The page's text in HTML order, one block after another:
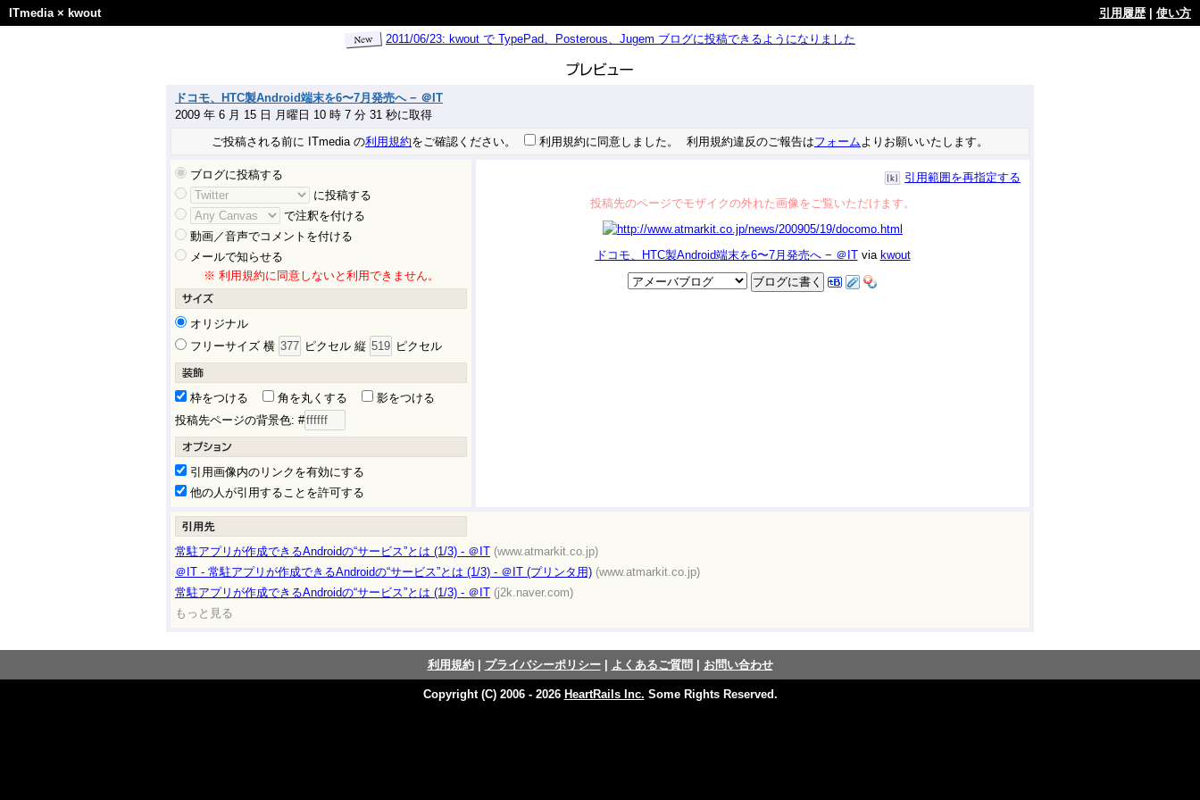
ITmedia× kwout 引用履歴
使い方
2011/06/23: kwout で TypePad、Posterous、Jugem ブログに投稿できるようになりました
ドコモ、HTC製Android端末を6〜7月発売へ − ＠IT
2009 年 6 月 15 日 月曜日 10 時 7 分 31 秒に取得
ご投稿される前に ITmedia の利用規約をご確認ください。 利用規約に同意しました。 利用規約違反のご報告はフォーム よりお願いいたします。
ブログに投稿する
に投稿する
で注釈を付ける
動画／音声でコメントを付ける
メールで知らせる
※ 利用規約に同意しないと利用できません。
オリジナル
フリーサイズ 横
ピクセル 縦 ピクセル
枠をつける 角を丸くする
影をつける
投稿先ページの背景色: #
引用画像内のリンクを有効にする
他の人が引用することを許可する
引用範囲を再指定する
投稿先のページでモザイクの外れた画像をご覧いただけます。
ドコモ、HTC製Android端末を6〜7月発売へ − ＠ITvia kwout
常駐アプリが作成できるAndroidの“サービス”とは (1/3) - ＠IT (www.atmarkit.co.jp)
＠IT - 常駐アプリが作成できるAndroidの“サービス”とは (1/3) - ＠IT (プリンタ用) (www.atmarkit.co.jp)
常駐アプリが作成できるAndroidの“サービス”とは (1/3) - ＠IT (j2k.naver.com)
もっと見る
利用規約| プライバシーポリシー| よくあるご質問 | お問い合わせ
Copyright (C) 2006 - 2026 HeartRails Inc. Some Rights Reserved.